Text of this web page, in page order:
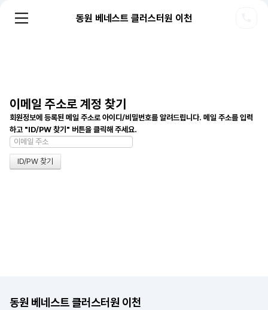
동원 베네스트 클러스터원 이천
이메일 주소로 계정 찾기
회원정보에 등록된 메일 주소로 아이디/비밀번호를 알려드립니다. 메일 주소를 입력
하고 "ID/PW 찾기" 버튼을 클릭해 주세요.
동원 베네스트 클러스터원 이천